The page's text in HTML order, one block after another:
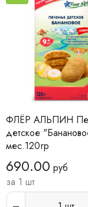
ФЛЁР АЛЬПИН
детское
мес.120гр
690.00 руб
за 1 шт